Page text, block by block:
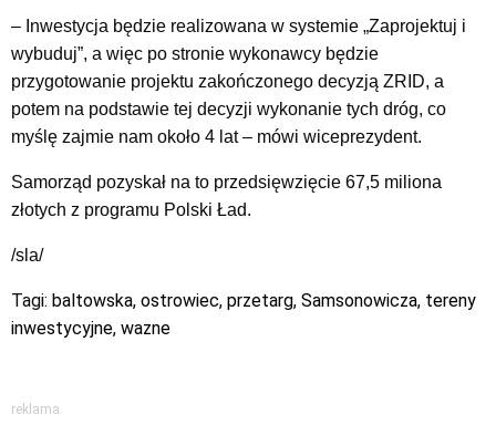
– Inwestycja będzie realizowana w systemie „Zaprojektuj i
wybuduj”, a więc po stronie wykonawcy będzie
przygotowanie projektu zakończonego decyzją ZRID, a
potem na podstawie tej decyzji wykonanie tych dróg, co
myślę zajmie nam około 4 lat – mówi wiceprezydent.
Samorząd pozyskał na to przedsięwzięcie 67,5 miliona
złotych z programu Polski Ład.
/sla/
Tagi: baltowska, ostrowiec, przetarg, Samsonowicza, tereny
inwestycyjne, wazne
reklama